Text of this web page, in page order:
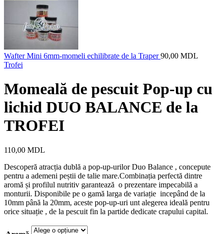
Wafter Mini 6mm-momeli echilibrate de la Traper90,00 MDL
Trofei
Momeală de pescuit Pop-up cu
lichid DUO BALANCE de la
TROFEI
110,00 MDL
Descoperă atracția dublă a pop-up-urilor Duo Balance , concepute
pentru a ademeni peștii de talie mare.Combinația perfectă dintre
aromă și profilul nutritiv garantează o prezentare impecabilă a
monturii. Disponibile pe o gamă larga de variație incepând de la
10mm până la 20mm, aceste pop-up-uri unt alegerea ideală pentru
orice situație , de la pescuit fin la partide dedicate crapului capital.